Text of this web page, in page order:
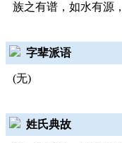
族之有谱，如水有源
字辈派语
(无)
姓氏典故